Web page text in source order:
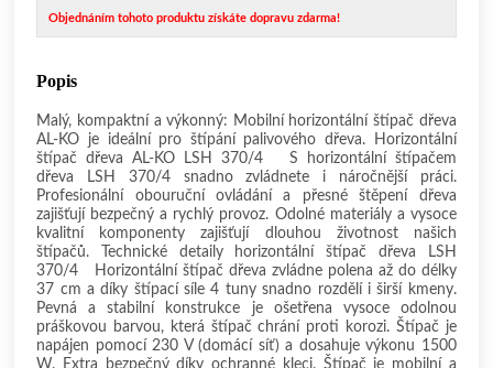
Objednáním tohoto produktu získáte dopravu zdarma!
Popis
Malý, kompaktní a výkonný: Mobilní horizontální štípač dřeva
AL-KO je ideální pro štípání palivového dřeva. Horizontální
štípač dřeva AL-KO LSH 370/4 S horizontální štípačem
dřeva LSH 370/4 snadno zvládnete i náročnější práci.
Profesionální obouruční ovládání a přesné štěpení dřeva
zajišťují bezpečný a rychlý provoz. Odolné materiály a vysoce
kvalitní komponenty zajišťují dlouhou životnost našich
štípačů. Technické detaily horizontální štípač dřeva LSH
370/4 Horizontální štípač dřeva zvládne polena až do délky
37 cm a díky štípací síle 4 tuny snadno rozdělí i širší kmeny.
Pevná a stabilní konstrukce je ošetřena vysoce odolnou
práškovou barvou, která štípač chrání proti korozi. Štípač je
napájen pomocí 230 V (domácí síť) a dosahuje výkonu 1500
W. Extra bezpečný díky ochranné kleci. Štípač je mobilní a